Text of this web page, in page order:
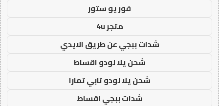
فور يو ستور
متجر 4u
شدات ببجي عن طريق الايدي
شحن يلا لودو اقساط
شحن يلا لودو تابي تمارا
شدات ببجي اقساط